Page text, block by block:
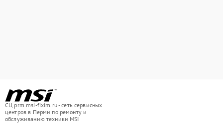
СЦ prm.msi-fixim.ru - сеть сервисных
центров в Перми по ремонту и
обслуживанию техники MSI